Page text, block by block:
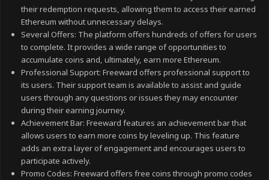
their redemption requests, allowing them to access their earned
Ethereum without unnecessary delays.
Several Offers: The platform offers hundreds of offers for users
to complete. It provides a wide range of opportunities to
accumulate coins and, ultimately, earn more Ethereum.
Professional Support: Freeward offers professional support to
its users. Their support team is available to assist and guide
users through any questions or issues they may encounter
during their earning journey.
Achievement Bar: Freeward features an achievement bar that
allows users to earn more coins by leveling up. This feature
adds an extra layer of engagement and encourages users to
participate actively.
Promo Codes: Freeward offers free coins through promo codes